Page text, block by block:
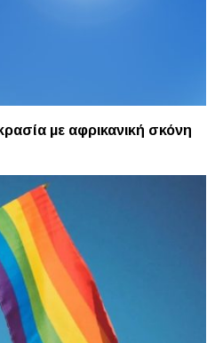
με αφρικανική σκόνη